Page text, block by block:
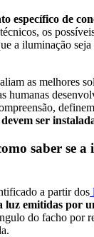
específico de
os
a iluminação seja
as melhores
humanas
definem
ser
saber se a
a partir dos
luz emitidas por
do facho por